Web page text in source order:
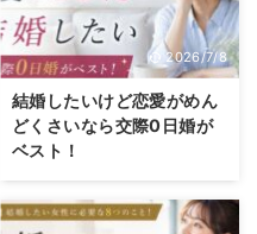
2026/7/8
結婚したいけど恋愛がめん
どくさいなら交際0日婚が
ベスト！